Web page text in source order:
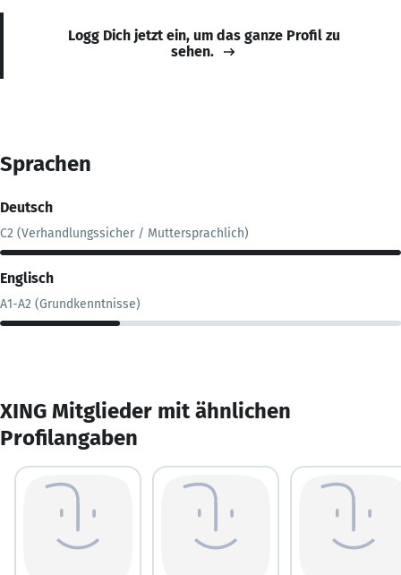
Logg Dich jetzt ein, um das ganze Profil zu
sehen.
Sprachen
Deutsch
C2 (Verhandlungssicher / Muttersprachlich)
Englisch
A1-A2 (Grundkenntnisse)
XING Mitglieder mit ähnlichen
Profilangaben